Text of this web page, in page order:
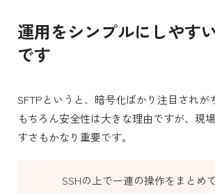
運用をシンプルにしやす
です
SFTPというと、暗号化ばかり注目されが
もちろん安全性は大きな理由ですが、現
すさもかなり重要です。
SSHの上で一連の操作をまとめ